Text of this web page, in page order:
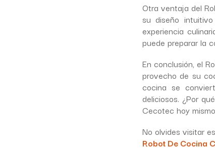
Otra ventaja del
su diseño
experiencia
puede preparar la
En conclusión, el
provecho de su
cocina se
deliciosos. ¿Por
Cecotec hoy
No olvides visitar
Robot De Cocina